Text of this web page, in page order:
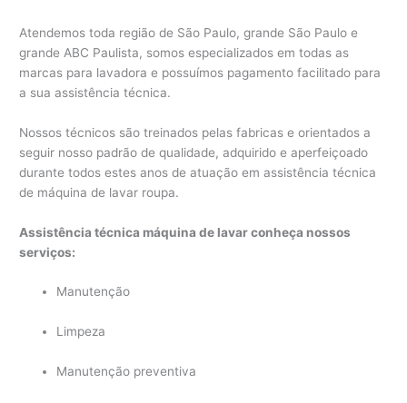
Atendemos toda região de São Paulo, grande São Paulo e
grande ABC Paulista, somos especializados em todas as
marcas para lavadora e possuímos pagamento facilitado para
a sua assistência técnica.
Nossos técnicos são treinados pelas fabricas e orientados a
seguir nosso padrão de qualidade, adquirido e aperfeiçoado
durante todos estes anos de atuação em assistência técnica
de máquina de lavar roupa.
Assistência técnica máquina de lavar conheça nossos
serviços:
Manutenção
Limpeza
Manutenção preventiva